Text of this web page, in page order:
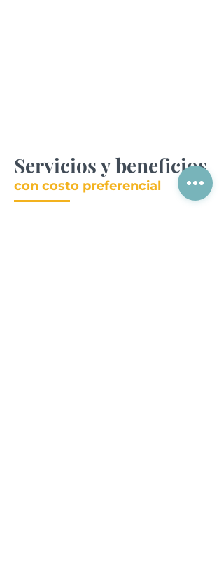
Servicios y beneficios
con costo preferencial